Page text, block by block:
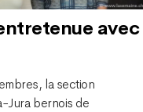
avec
la section
Jura bernois de